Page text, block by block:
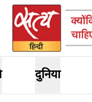
दुनिया